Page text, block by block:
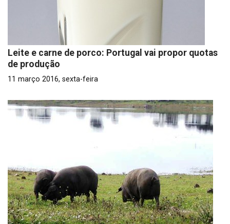
Leite e carne de porco: Portugal vai propor quotas
de produção
11 março 2016, sexta-feira